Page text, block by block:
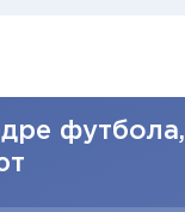
футбола,